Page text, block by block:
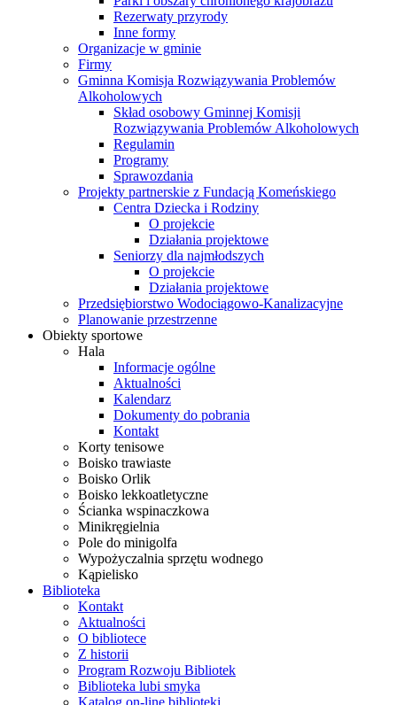
Rezerwaty przyrody
Inne formy
Organizacje w gminie
Firmy
Gminna Komisja Rozwiązywania Problemów
Alkoholowych
Skład osobowy Gminnej Komisji
Rozwiązywania Problemów Alkoholowych
Regulamin
Programy
Sprawozdania
Projekty partnerskie z Fundacją Komeńskiego
Centra Dziecka i Rodziny
O projekcie
Działania projektowe
Seniorzy dla najmłodszych
O projekcie
Działania projektowe
Przedsiębiorstwo Wodociągowo-Kanalizacyjne
Planowanie przestrzenne
Obiekty sportowe
Hala
Informacje ogólne
Aktualności
Kalendarz
Dokumenty do pobrania
Kontakt
Korty tenisowe
Boisko trawiaste
Boisko Orlik
Boisko lekkoatletyczne
Ścianka wspinaczkowa
Minikręgielnia
Pole do minigolfa
Wypożyczalnia sprzętu wodnego
Kąpielisko
Biblioteka
Kontakt
Aktualności
O bibliotece
Z historii
Program Rozwoju Bibliotek
Biblioteka lubi smyka
Katalog on-line biblioteki